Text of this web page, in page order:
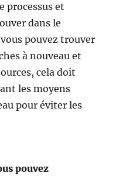
processus et
dans le
pouvez trouver
à nouveau et
cela doit
les moyens
pour éviter les
pouvez